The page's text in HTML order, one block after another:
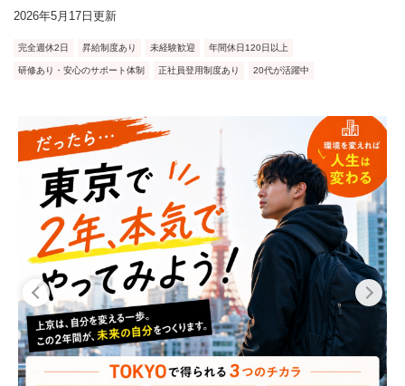
2026年5月17日更新
完全週休2日 昇給制度あり 未経験歓迎 年間休日120日以上
研修あり・安心のサポート体制 正社員登用制度あり 20代が活躍中